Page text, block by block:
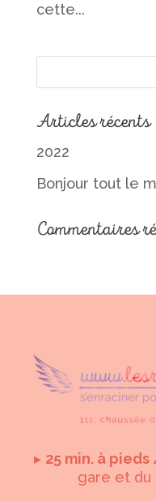
cette...
Articles récents
2022
Bonjour tout le
Commentaires
▸ 25 min. à
gare et du